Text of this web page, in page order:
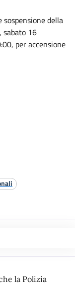
della
sabato 16
per accensione
la Polizia